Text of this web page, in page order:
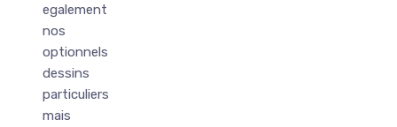
egalement
nos
optionnels
dessins
particuliers
mais